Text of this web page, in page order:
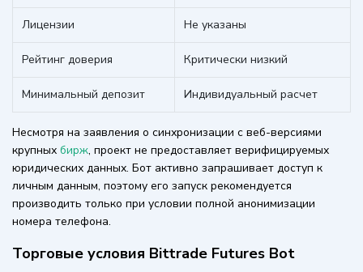
Лицензии Не указаны
Рейтинг доверия Критически низкий
Минимальный депозит Индивидуальный расчет
Несмотря на заявления о синхронизации с веб-версиями
крупных бирж, проект не предоставляет верифицируемых
юридических данных. Бот активно запрашивает доступ к
личным данным, поэтому его запуск рекомендуется
производить только при условии полной анонимизации
номера телефона.
Торговые условия Bittrade Futures Bot